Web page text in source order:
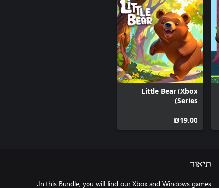
Little Bear (Xbox
Series)
‪₪‎19.00‬
תיאור